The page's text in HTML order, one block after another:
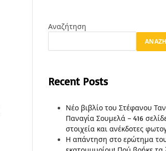
Αναζήτηση
Recent Posts
Νέο βιβλίο του Στέφανου
Παναγία Σουμελά – 416
στοιχεία και ανέκδοτες
Η απάντηση στο ερώτημα